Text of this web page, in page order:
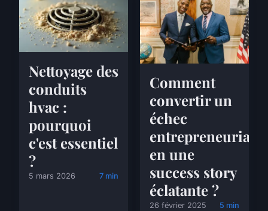
Nettoyage des
conduits
hvac :
pourquoi
c'est essentiel
?
5 mars 2026 7 min
Comment
convertir un
échec
entrepreneurial
en une
success story
éclatante ?
26 février 2025 5 min